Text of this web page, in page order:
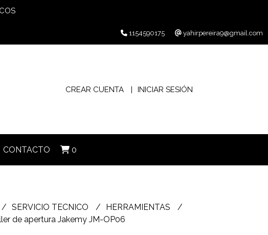
1154590175 yahirpereira9@gmail.com
CREAR CUENTA INICIAR SESIÓN
CONTACTO 0
SERVICIO TECNICO
HERRAMIENTAS
de apertura Jakemy JM-OP06